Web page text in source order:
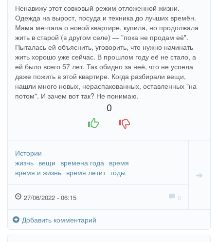
Ненавижу этот совковый режим отложенной жизни.
Одежда на вырост, посуда и техника до лучших времён.
Мама мечтала о новой квартире, купила, но продолжала
жить в старой (в другом селе) — "пока не продам её".
Пыталась ей объяснить, уговорить, что нужно начинать
жить хорошо уже сейчас. В прошлом году её не стало, а
ей было всего 57 лет. Так обидно за неё, что не успела
даже пожить в этой квартире. Когда разбирали вещи,
нашли много новых, нераспакованных, оставленных "на
потом". И зачем вот так? Не понимаю.
0
Истории
жизнь вещи времена года время
время и жизнь время летит годы
27/06/2022 - 06:15 0
Добавить комментарий